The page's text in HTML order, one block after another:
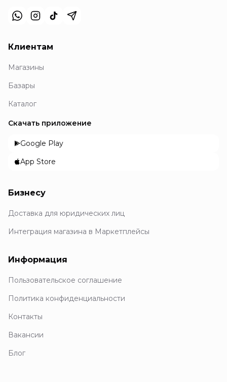
Клиентам
Магазины
Базары
Каталог
Скачать приложение
Google Play
App Store
Бизнесу
Доставка для юридических лиц
Интеграция магазина в Маркетплейсы
Информация
Пользовательское соглашение
Политика конфиденциальности
Контакты
Вакансии
Блог